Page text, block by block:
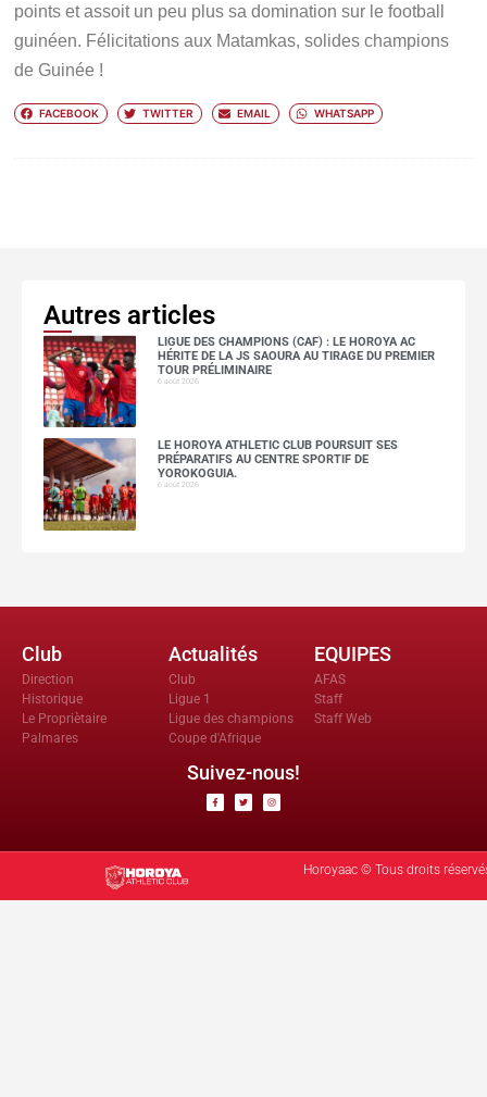
points et assoit un peu plus sa domination sur le football
guinéen. Félicitations aux Matamkas, solides champions
de Guinée !
FACEBOOK TWITTER EMAIL WHATSAPP
Autres articles
LIGUE DES CHAMPIONS (CAF) : LE HOROYA AC
HÉRITE DE LA JS SAOURA AU TIRAGE DU PREMIER
TOUR PRÉLIMINAIRE
6 août 2026
LE HOROYA ATHLETIC CLUB POURSUIT SES
PRÉPARATIFS AU CENTRE SPORTIF DE
YOROKOGUIA.
6 août 2026
Club
Direction
Historique
Le Propriètaire
Palmares
Actualités
Club
Ligue 1
Ligue des champions
Coupe d'Afrique
EQUIPES
AFAS
Staff
Staff Web
Suivez-nous!
Horoyaac © Tous droits